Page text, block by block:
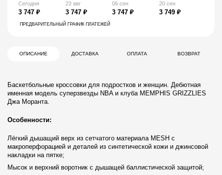
Сегодня
3 747 ₽
23 авг
3 747 ₽
06 сен
3 747 ₽
20 сен
3 749 ₽
ПРЕДВАРИТЕЛЬНЫЙ ГРАФИК ПЛАТЕЖЕЙ
ОПИСАНИЕ ДОСТАВКА ОПЛАТА ВОЗВРАТ
Баскетбольные кроссовки для подростков и женщин. Дебютная
именная модель суперзвезды NBA и клуба MEMPHIS GRIZZLIES
Джа Моранта.
Особенности:
Лёгкий дышащий верх из сетчатого материала MESH с
макроперфорацией и деталей из синтетической кожи и джинсовой
накладки на пятке;
Мысок и верхний воротник с дышащей баллистической защитой;